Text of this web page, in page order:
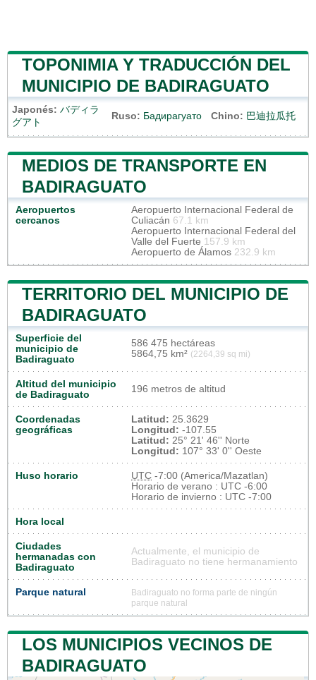
TOPONIMIA Y TRADUCCIÓN DEL
MUNICIPIO DE BADIRAGUATO
Japonés: バディラ
グアト
Ruso: Бадирагуато Chino: 巴迪拉瓜托
MEDIOS DE TRANSPORTE EN
BADIRAGUATO
Aeropuertos
cercanos
Aeropuerto Internacional Federal de
Culiacán 67.1 km
Aeropuerto Internacional Federal del
Valle del Fuerte 157.9 km
Aeropuerto de Álamos 232.9 km
TERRITORIO DEL MUNICIPIO DE
BADIRAGUATO
Superficie del
municipio de
Badiraguato
586 475 hectáreas
5864,75 km² (2264,39 sq mi)
Altitud del municipio
de Badiraguato
196 metros de altitud
Coordenadas
geográficas
Latitud: 25.3629
Longitud: -107.55
Latitud: 25° 21' 46'' Norte
Longitud: 107° 33' 0'' Oeste
Huso horario UTC -7:00 (America/Mazatlan)
Horario de verano : UTC -6:00
Horario de invierno : UTC -7:00
Hora local
Ciudades
hermanadas con
Badiraguato
Actualmente, el municipio de
Badiraguato no tiene hermanamiento
Parque natural
Badiraguato no forma parte de ningún
parque natural
LOS MUNICIPIOS VECINOS DE
BADIRAGUATO